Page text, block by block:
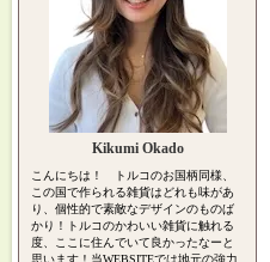
Kikumi Okado
こんにちは！ トルコのお国柄同様、
この国で作られる雑貨はどれも味があ
り、個性的で素敵なデザインのものば
かり！トルコのかわいい雑貨に触れる
度、ここに住んでいて良かったなーと
思います！当WEBSITEでは地元の強力